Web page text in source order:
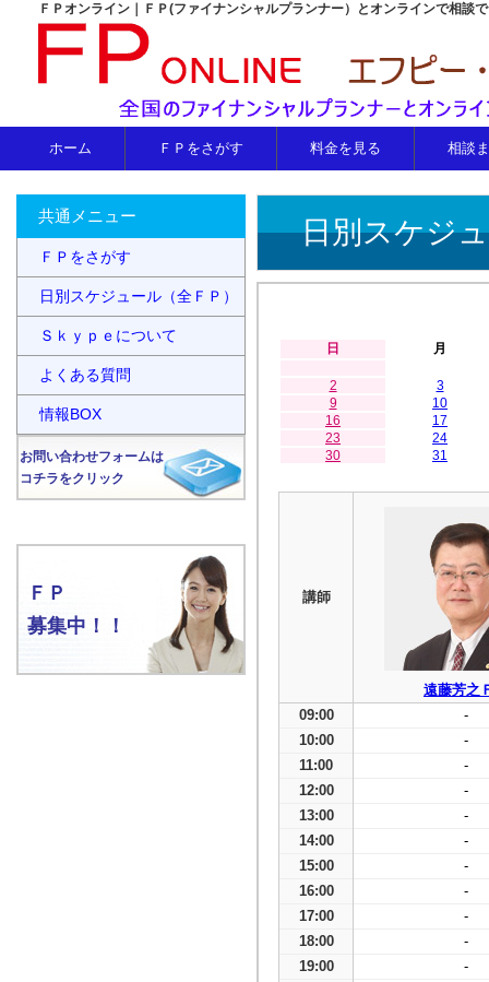
ＦＰオンライン｜ＦＰ(ファイナンシャルプランナー）とオンラインで相談
ホーム ＦＰをさがす 料金を見る 相談
日別スケジ
日 月
2
3
9
10
16
17
23
24
30
31
講師
遠藤芳之
09:00
-
10:00
-
11:00
-
12:00
-
13:00
-
14:00
-
15:00
-
16:00
-
17:00
-
18:00
-
19:00
-
共通メニュー
ＦＰをさがす
日別スケジュール（全ＦＰ）
Ｓｋｙｐｅについて
よくある質問
情報BOX
お問い合わせフォームは
コチラをクリック
ＦＰ
募集中！！